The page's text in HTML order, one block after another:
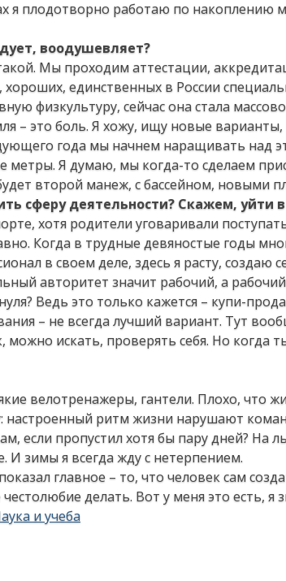
я плодотворно работаю по накоплению
воодушевляет?
Мы проходим аттестации,
единственных в России
физкультуру, сейчас она стала
– это боль. Я хожу, ищу новые варианты,
года мы начнем наращивать над
Я думаю, мы когда-то сделаем
второй манеж, с бассейном, новыми
сферу деятельности? Скажем, уйти в
хотя родители уговаривали
Когда в трудные девяностые годы
в своем деле, здесь я расту, создаю
авторитет значит рабочий, а
Ведь это только кажется – купи-
– не всегда лучший вариант. Тут
можно искать, проверять себя. Но когда
велотренажеры, гантели. Плохо, что
настроенный ритм жизни нарушают
если пропустил хотя бы пару дней? На
И зимы я всегда жду с нетерпением.
главное – то, что человек сам
делать. Вот у меня это есть, я
и учеба